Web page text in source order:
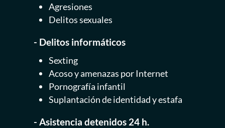
Agresiones
Delitos sexuales
- Delitos informáticos
Sexting
Acoso y amenazas por Internet
Pornografía infantil
Suplantación de identidad y estafa
- Asistencia detenidos 24 h.